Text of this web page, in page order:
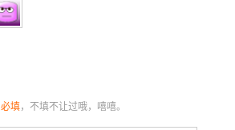
必填，不填不让过哦，嘻嘻。